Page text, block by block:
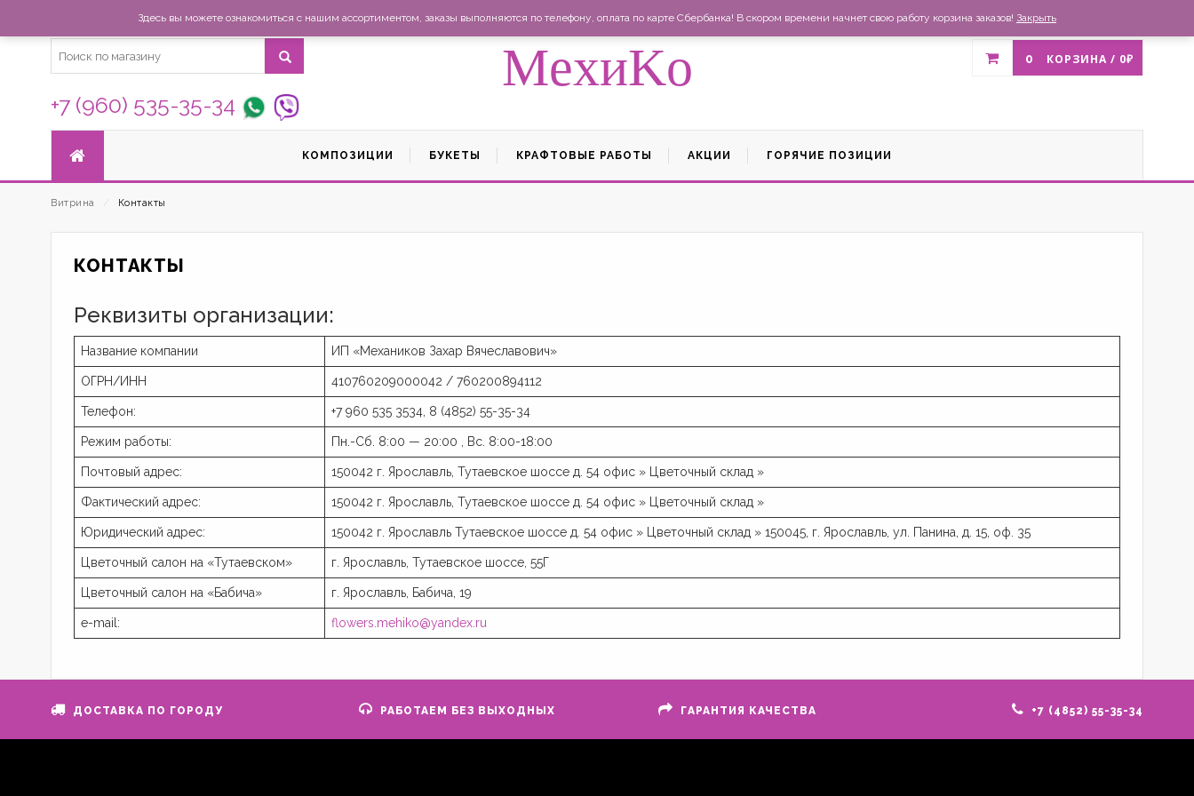
Магазин Доставка и оплата Список желаний
+7 (960) 535-35-34
MexиKo 0 КОРЗИНА / 0₽
КОМПОЗИЦИИ БУКЕТЫ КРАФТОВЫЕ РАБОТЫ АКЦИИ ГОРЯЧИЕ ПОЗИЦИИ
Витрина Контакты
КОНТАКТЫ
Реквизиты организации:
Название компании ИП «Механиков Захар Вячеславович»
ОГРН/ИНН 410760209000042 / 760200894112
Телефон: +7 960 535 3534, 8 (4852) 55-35-34
Режим работы: Пн.-Сб. 8:00 — 20:00 , Вс. 8:00-18:00
Почтовый адрес: 150042 г. Ярославль, Тутаевское шоссе д. 54 офис » Цветочный склад »
Фактический адрес: 150042 г. Ярославль, Тутаевское шоссе д. 54 офис » Цветочный склад »
Юридический адрес: 150042 г. Ярославль Тутаевское шоссе д. 54 офис » Цветочный склад » 150045, г. Ярославль, ул. Панина, д. 15, оф. 35
Цветочный салон на «Тутаевском» г. Ярославль, Тутаевское шоссе, 55Г
Цветочный салон на «Бабича» г. Ярославль, Бабича, 19
e-mail: flowers.mehiko@yandex.ru
ДОСТАВКА ПО ГОРОДУ РАБОТАЕМ БЕЗ ВЫХОДНЫХ ГАРАНТИЯ КАЧЕСТВА +7 (4852) 55-35-34
Здесь вы можете ознакомиться с нашим ассортиментом, заказы выполняются по телефону, оплата по карте Сбербанка! В скором времени начнет свою работу корзина заказов! Закрыть